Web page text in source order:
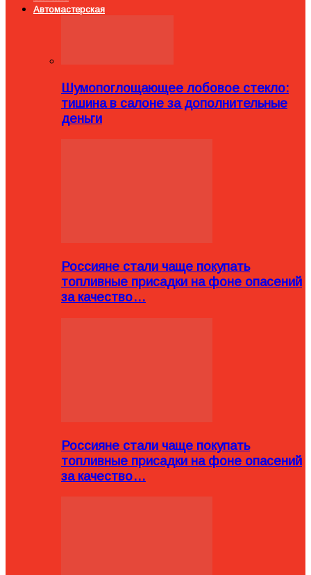
Автомастерская
Шумопоглощающее лобовое стекло:
тишина в салоне за дополнительные
деньги
Россияне стали чаще покупать
топливные присадки на фоне опасений
за качество…
Россияне стали чаще покупать
топливные присадки на фоне опасений
за качество…